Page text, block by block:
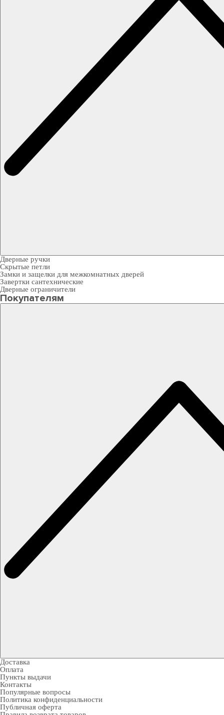
Дверные ручки
Скрытые петли
Замки и защелки для межкомнатных дверей
Завертки сантехнические
Дверные ограничители
Покупателям
Доставка
Оплата
Пункты выдачи
Контакты
Популярные вопросы
Политика конфиденциальности
Публичная оферта